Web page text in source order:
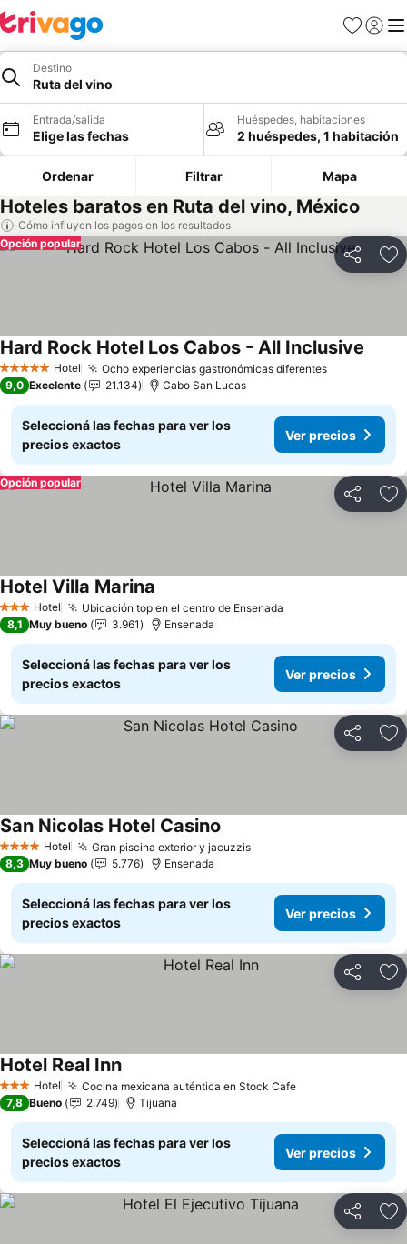
Favoritos
Iniciar
Destino
Ruta del vino
Entrada/salida
Elige las fechas
Huéspedes, habitaciones
2 huéspedes, 1 habitación
Ordenar Filtrar Mapa
Hoteles baratos en Ruta del vino, México
Cómo influyen los pagos en los resultados
Compartir
Opción popular
5 Estrellas Hotel Ocho experiencias gastronómicas diferentes
Hard Rock Hotel Los Cabos - All Inclusive
9,0 Excelente 21.134 Cabo San Lucas
Seleccioná las fechas para ver los
precios exactos
Ver precios
Compartir
Opción popular
3 Estrellas
Hotel Ubicación top en el centro de Ensenada
Hotel Villa Marina
8,1 Muy bueno 3.961 Ensenada
Seleccioná las fechas para ver los
precios exactos
Ver precios
Compartir
4 EstrellasHotel Gran piscina exterior y jacuzzis
San Nicolas Hotel Casino
8,3 Muy bueno 5.776 Ensenada
Seleccioná las fechas para ver los
precios exactos
Ver precios
Compartir
3 Estrellas
Hotel Cocina mexicana auténtica en Stock Cafe
Hotel Real Inn
7,8 Bueno 2.749 Tijuana
Seleccioná las fechas para ver los
precios exactos
Ver precios
Compartir